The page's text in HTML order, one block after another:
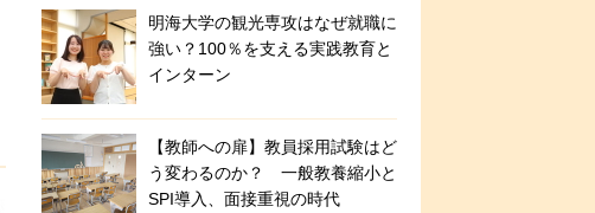
明海大学の観光専攻はなぜ就職に
強い？100％を支える実践教育と
インターン
【教師への扉】教員採用試験はど
う変わるのか？ 一般教養縮小と
SPI導入、面接重視の時代